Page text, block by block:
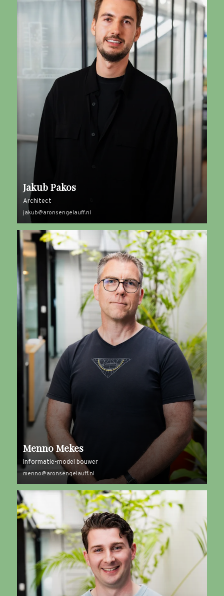
Jakub Pakos
Architect
jakub@aronsengelauff.nl
Menno Mekes
Informatie-model bouwer
menno@aronsengelauff.nl